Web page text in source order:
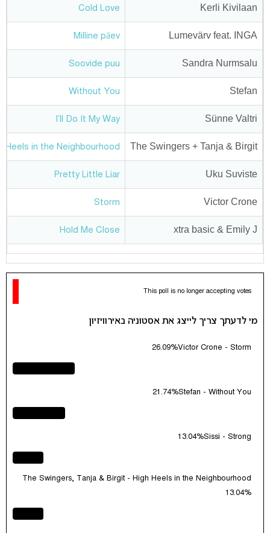
Kerli Kivilaan
Cold Love
Lumevärv feat. INGA
Milline päev
Sandra Nurmsalu
Soovide puu
Stefan
Without You
Sünne Valtri
I'll Do It My Way
The Swingers + Tanja & Birgit
Heels in the Neighbourhood
Uku Suviste
Pretty Little Liar
Victor Crone
Storm
xtra basic & Emily J
Hold Me Close
This poll is no longer accepting votes
מי לדעתך צריך לייצג את אסטוניה באירוויזיון
Victor Crone - Storm
26.09%
Stefan - Without You
21.74%
Sissi - Strong
13.04%
The Swingers, Tanja & Birgit - High Heels in the Neighbourhood
13.04%